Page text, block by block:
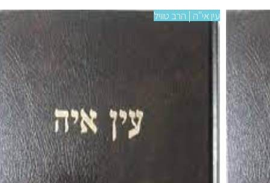
עין אי"ה | הרב טוויל